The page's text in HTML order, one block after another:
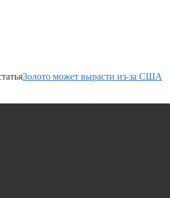
Золото может вырасти из-за США